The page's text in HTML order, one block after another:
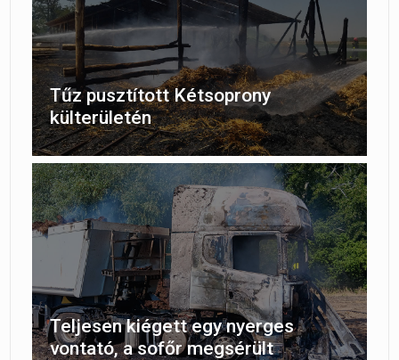
Tűz pusztított Kétsoprony
külterületén
Teljesen kiégett egy nyerges
vontató, a sofőr megsérült